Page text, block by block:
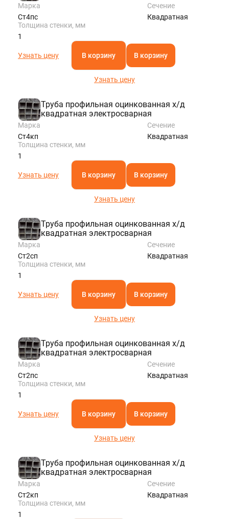
Марка
Ст4пс
Сечение
Квадратная
Толщина стенки, мм
1
Узнать цену В корзину В корзину
Узнать цену
Труба профильная оцинкованная х/д
квадратная электросварная
Марка
Ст4кп
Сечение
Квадратная
Толщина стенки, мм
1
Узнать цену В корзину В корзину
Узнать цену
Труба профильная оцинкованная х/д
квадратная электросварная
Марка
Ст2сп
Сечение
Квадратная
Толщина стенки, мм
1
Узнать цену В корзину В корзину
Узнать цену
Труба профильная оцинкованная х/д
квадратная электросварная
Марка
Ст2пс
Сечение
Квадратная
Толщина стенки, мм
1
Узнать цену В корзину В корзину
Узнать цену
Труба профильная оцинкованная х/д
квадратная электросварная
Марка
Ст2кп
Сечение
Квадратная
Толщина стенки, мм
1